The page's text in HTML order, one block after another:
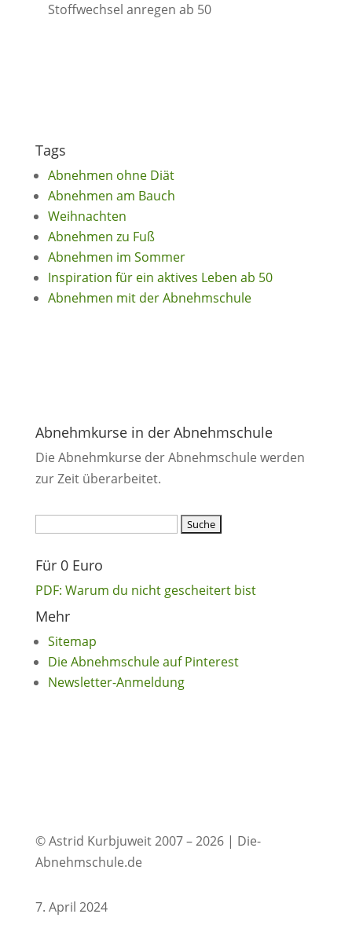
Stoffwechsel anregen ab 50
Tags
Abnehmen ohne Diät
Abnehmen am Bauch
Weihnachten
Abnehmen zu Fuß
Abnehmen im Sommer
Inspiration für ein aktives Leben ab 50
Abnehmen mit der Abnehmschule
Abnehmkurse in der Abnehmschule
Die Abnehmkurse der Abnehmschule werden
zur Zeit überarbeitet.
Für 0 Euro
PDF: Warum du nicht gescheitert bist
Mehr
Sitemap
Die Abnehmschule auf Pinterest
Newsletter-Anmeldung
© Astrid Kurbjuweit 2007 – 2026 | Die-
Abnehmschule.de
7. April 2024